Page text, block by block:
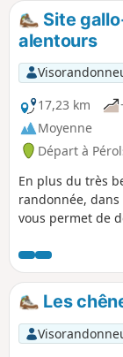
Site
alentours
17,23 km
Moyenne
Départ à
En plus du très
randonnée,
vous permet de
chaumières de
Les